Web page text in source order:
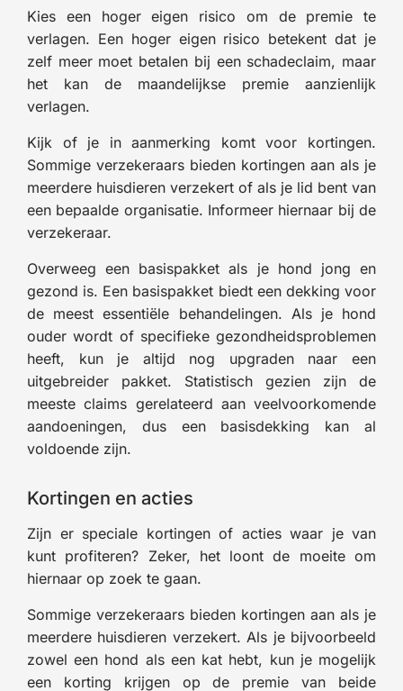
Kies een hoger eigen risico om de premie te
verlagen. Een hoger eigen risico betekent dat je
zelf meer moet betalen bij een schadeclaim, maar
het kan de maandelijkse premie aanzienlijk
verlagen.
Kijk of je in aanmerking komt voor kortingen.
Sommige verzekeraars bieden kortingen aan als je
meerdere huisdieren verzekert of als je lid bent van
een bepaalde organisatie. Informeer hiernaar bij de
verzekeraar.
Overweeg een basispakket als je hond jong en
gezond is. Een basispakket biedt een dekking voor
de meest essentiële behandelingen. Als je hond
ouder wordt of specifieke gezondheidsproblemen
heeft, kun je altijd nog upgraden naar een
uitgebreider pakket. Statistisch gezien zijn de
meeste claims gerelateerd aan veelvoorkomende
aandoeningen, dus een basisdekking kan al
voldoende zijn.
Kortingen en acties
Zijn er speciale kortingen of acties waar je van
kunt profiteren? Zeker, het loont de moeite om
hiernaar op zoek te gaan.
Sommige verzekeraars bieden kortingen aan als je
meerdere huisdieren verzekert. Als je bijvoorbeeld
zowel een hond als een kat hebt, kun je mogelijk
een korting krijgen op de premie van beide